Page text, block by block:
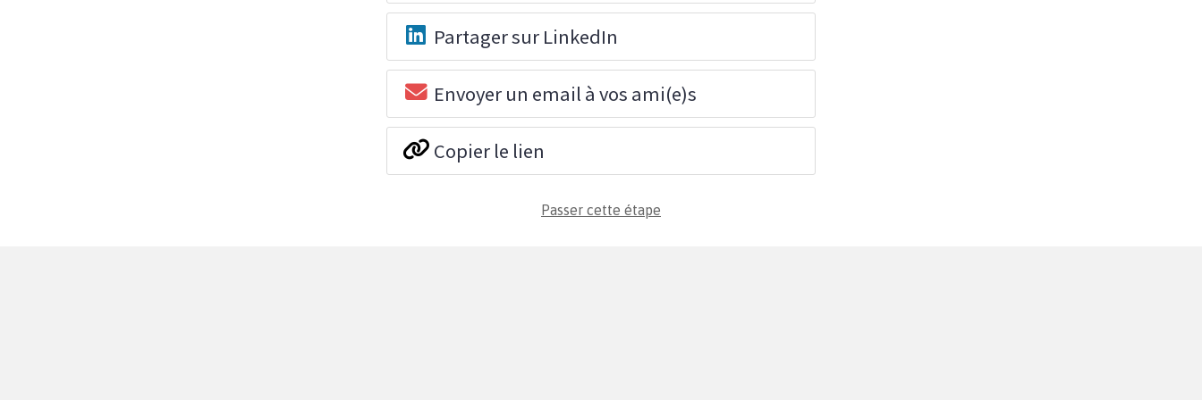
Partager sur LinkedIn
Envoyer un email à vos ami(e)s
Copier le lien
Passer cette étape